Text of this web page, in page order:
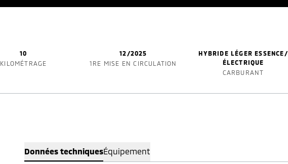
10
KILOMÉTRAGE
12/2025
1RE MISE EN CIRCULATION
HYBRIDE LÉGER ESSENCE/
ÉLECTRIQUE
CARBURANT
Données techniquesÉquipement